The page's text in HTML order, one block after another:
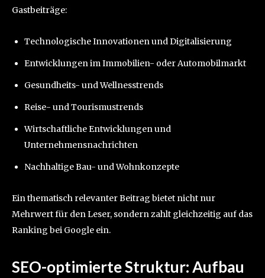
Gastbeiträge:
Technologische Innovationen und Digitalisierung
Entwicklungen im Immobilien- oder Automobilmarkt
Gesundheits- und Wellnesstrends
Reise- und Tourismustrends
Wirtschaftliche Entwicklungen und
Unternehmensnachrichten
Nachhaltige Bau- und Wohnkonzepte
Ein thematisch relevanter Beitrag bietet nicht nur
Mehrwert für den Leser, sondern zahlt gleichzeitig auf das
Ranking bei Google ein.
SEO-optimierte Struktur: Aufbau